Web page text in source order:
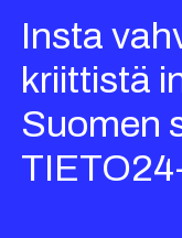
Insta
kriittistä
Suomen